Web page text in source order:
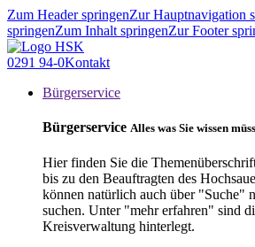
Zum Header springenZur Hauptnavigation
springenZum Inhalt springenZur Footer
0291 94-0Kontakt
Bürgerservice
Bürgerservice Alles was Sie wissen
Hier finden Sie die
bis zu den Beauftragten des
können natürlich auch über "Suche"
suchen. Unter "mehr erfahren" sind
Kreisverwaltung hinterlegt.